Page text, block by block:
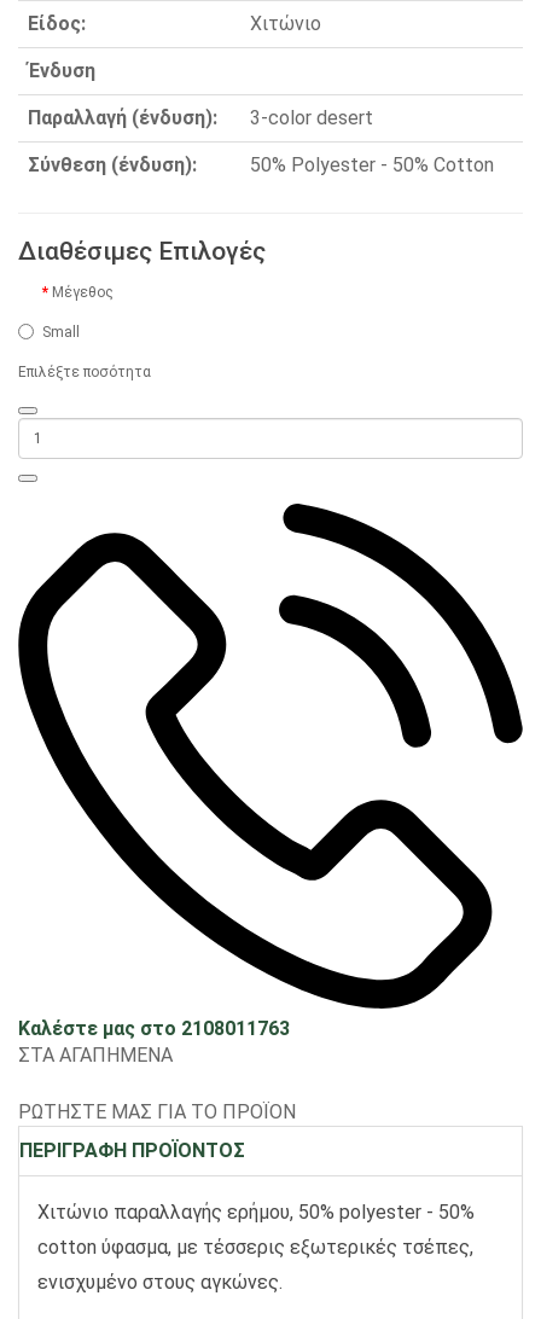
Είδος: Χιτώνιο
Ένδυση
Παραλλαγή (ένδυση): 3-color desert
Σύνθεση (ένδυση): 50% Polyester - 50% Cotton
Διαθέσιμες Επιλογές
Μέγεθος
Small
Επιλέξτε ποσότητα
Καλέστε μας στο 2108011763
ΣΤΑ ΑΓΑΠΗΜΕΝΑ
ΡΩΤΗΣΤΕ ΜΑΣ ΓΙΑ ΤΟ ΠΡΟΪΟΝ
ΠΕΡΙΓΡΑΦΗ ΠΡΟΪΟΝΤΟΣ
Χιτώνιο παραλλαγής ερήμου, 50% polyester - 50%
cotton ύφασμα, με τέσσερις εξωτερικές τσέπες,
ενισχυμένο στους αγκώνες.